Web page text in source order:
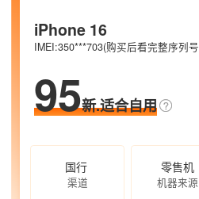
iPhone 16
IMEI:350***703(购买后看完整序列
95新.适合自用
国行
渠道
零售机
机器来源